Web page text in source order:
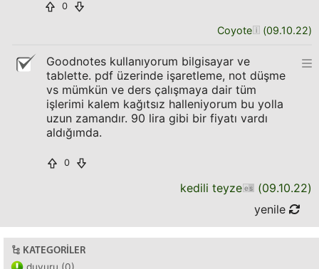
0
Coyote (09.10.22)
Goodnotes kullanıyorum bilgisayar ve
tablette. pdf üzerinde işaretleme, not düşme
vs mümkün ve ders çalışmaya dair tüm
işlerimi kalem kağıtsız halleniyorum bu yolla
uzun zamandır. 90 lira gibi bir fiyatı vardı
aldığımda.
0
kedili teyze (09.10.22)
yenile
KATEGORILER